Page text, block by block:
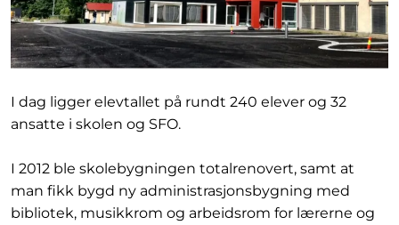
I dag ligger elevtallet på rundt 240 elever og 32
ansatte i skolen og SFO.
I 2012 ble skolebygningen totalrenovert, samt at
man fikk bygd ny administrasjonsbygning med
bibliotek, musikkrom og arbeidsrom for lærerne og